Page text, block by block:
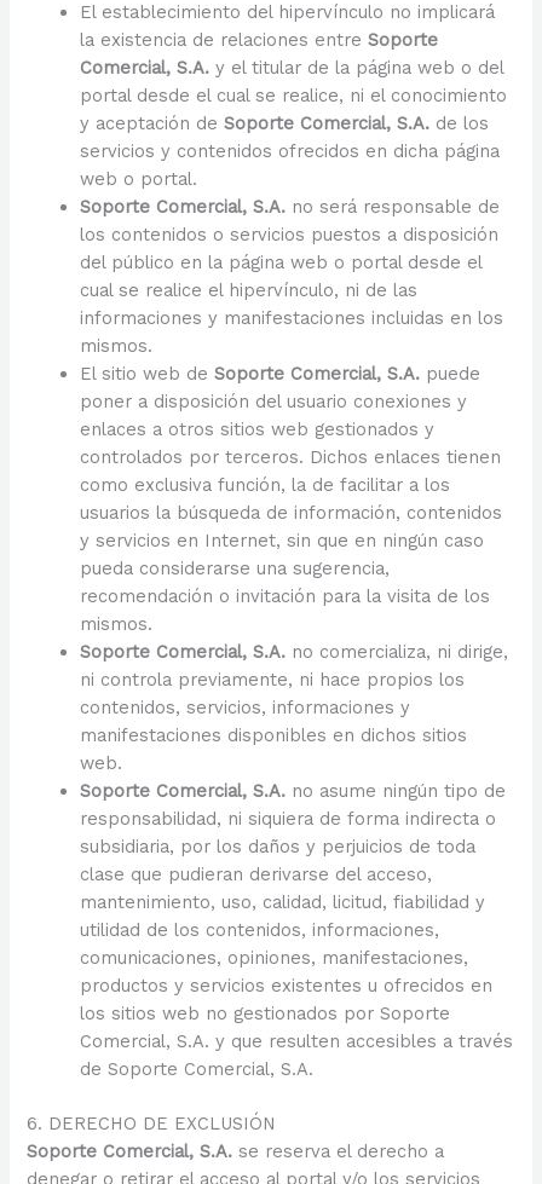
El establecimiento del hipervínculo no implicará
la existencia de relaciones entreSoporte
Comercial, S.A.y el titular de la página web o del
portal desde el cual se realice, ni el conocimiento
y aceptación deSoporte Comercial, S.A. de los
servicios y contenidos ofrecidos en dicha página
web o portal.
Soporte Comercial, S.A. no será responsable de
los contenidos o servicios puestos a disposición
del público en la página web o portal desde el
cual se realice el hipervínculo, ni de las
informaciones y manifestaciones incluidas en los
mismos.
El sitio web deSoporte Comercial, S.A. puede
poner a disposición del usuario conexiones y
enlaces a otros sitios web gestionados y
controlados por terceros. Dichos enlaces tienen
como exclusiva función, la de facilitar a los
usuarios la búsqueda de información, contenidos
y servicios en Internet, sin que en ningún caso
pueda considerarse una sugerencia,
recomendación o invitación para la visita de los
mismos.
Soporte Comercial, S.A. no comercializa, ni dirige,
ni controla previamente, ni hace propios los
contenidos, servicios, informaciones y
manifestaciones disponibles en dichos sitios
web.
Soporte Comercial, S.A. no asume ningún tipo de
responsabilidad, ni siquiera de forma indirecta o
subsidiaria, por los daños y perjuicios de toda
clase que pudieran derivarse del acceso,
mantenimiento, uso, calidad, licitud, fiabilidad y
utilidad de los contenidos, informaciones,
comunicaciones, opiniones, manifestaciones,
productos y servicios existentes u ofrecidos en
los sitios web no gestionados por Soporte
Comercial, S.A. y que resulten accesibles a través
de Soporte Comercial, S.A.
6. DERECHO DE EXCLUSIÓN
Soporte Comercial, S.A. se reserva el derecho a
denegar o retirar el acceso al portal y/o los servicios